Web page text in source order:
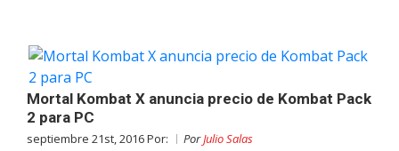
Mortal Kombat X anuncia precio de Kombat Pack
2 para PC
septiembre 21st, 2016 Por: PorJulio Salas